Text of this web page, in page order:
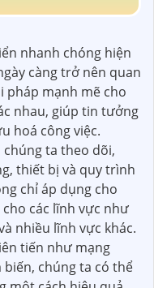
nhanh chóng hiện
càng trở nên quan
pháp mạnh mẽ cho
nhau, giúp tin tưởng
hoá công việc.
ta theo dõi,
thiết bị và quy trình
chỉ áp dụng cho
các lĩnh vực như
nhiều lĩnh vực khác.
tiến như mạng
chúng ta có thể